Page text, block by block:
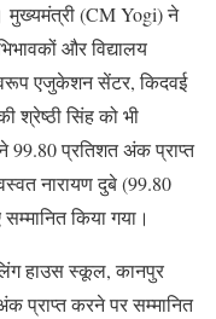
मुख्यमंत्री (CM Yogi) ने
और विद्यालय
एजुकेशन सेंटर, किदवई
श्रेष्ठी सिंह को भी
99.80 प्रतिशत अंक प्राप्त
नारायण दुबे (99.80
किया गया।
हाउस स्कूल, कानपुर
प्राप्त करने पर सम्मानित